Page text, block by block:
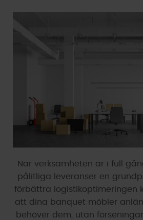
När verksamheten är i full
pålitliga leveranser en
förbättra logistikoptimeringen
att dina banquet möbler
behöver dem, utan